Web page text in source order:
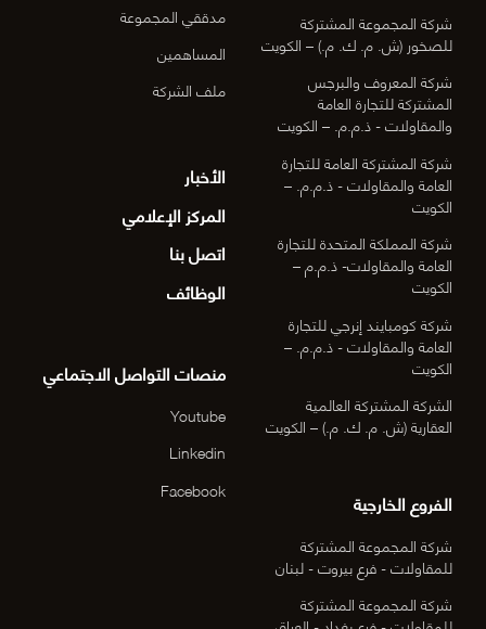
شركة المجموعة المشتركة
للصخور (ش. م. ك. م.) – الكويت
شركة المعروف والبرجس
المشتركة للتجارة العامة
والمقاولات - ذ.م.م. – الكويت
شركة المشتركة العامة للتجارة
العامة والمقاولات - ذ.م.م. –
الكويت
شركة المملكة المتحدة للتجارة
العامة والمقاولات- ذ.م.م –
الكويت
شركة كومبايند إنرجي للتجارة
العامة والمقاولات - ذ.م.م. –
الكويت
الشركة المشتركة العالمية
العقارية (ش. م. ك. م.) – الكويت
الفروع الخارجية
شركة المجموعة المشتركة
للمقاولات - فرع بيروت - لبنان
شركة المجموعة المشتركة
مدققي المجموعة
المساهمين
ملف الشركة
الأخبار
المركز الإعلامي
اتصل بنا
الوظائف
منصات التواصل الاجتماعي
Youtube
Linkedin
Facebook